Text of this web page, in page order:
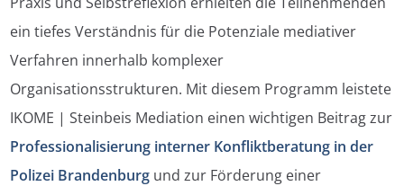
ein tiefes Verständnis für die Potenziale mediativer
Verfahren innerhalb komplexer
Organisationsstrukturen. Mit diesem Programm leistete
IKOME | Steinbeis Mediation einen wichtigen Beitrag zur
Professionalisierung interner Konfliktberatung in der
Polizei Brandenburg und zur Förderung einer